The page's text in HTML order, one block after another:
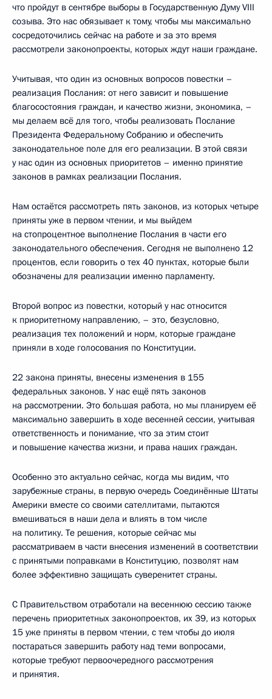
что пройдут в сентябре выборы в Государственную Думу VIII
созыва. Это нас обязывает к тому, чтобы мы максимально
сосредоточились сейчас на работе и за это время
рассмотрели законопроекты, которых ждут наши граждане.
Учитывая, что один из основных вопросов повестки –
реализация Послания: от него зависит и повышение
благосостояния граждан, и качество жизни, экономика, –
мы делаем всё для того, чтобы реализовать Послание
Президента Федеральному Собранию и обеспечить
законодательное поле для его реализации. В этой связи
у нас один из основных приоритетов – именно принятие
законов в рамках реализации Послания.
Нам остаётся рассмотреть пять законов, из которых четыре
приняты уже в первом чтении, и мы выйдем
на стопроцентное выполнение Послания в части его
законодательного обеспечения. Сегодня не выполнено 12
процентов, если говорить о тех 40 пунктах, которые были
обозначены для реализации именно парламенту.
Второй вопрос из повестки, который у нас относится
к приоритетному направлению, – это, безусловно,
реализация тех положений и норм, которые граждане
приняли в ходе голосования по Конституции.
22 закона приняты, внесены изменения в 155
федеральных законов. У нас ещё пять законов
на рассмотрении. Это большая работа, но мы планируем её
максимально завершить в ходе весенней сессии, учитывая
ответственность и понимание, что за этим стоит
и повышение качества жизни, и права наших граждан.
Особенно это актуально сейчас, когда мы видим, что
зарубежные страны, в первую очередь Соединённые Штаты
Америки вместе со своими сателлитами, пытаются
вмешиваться в наши дела и влиять в том числе
на политику. Те решения, которые сейчас мы
рассматриваем в части внесения изменений в соответствии
с принятыми поправками в Конституцию, позволят нам
более эффективно защищать суверенитет страны.
С Правительством отработали на весеннюю сессию также
перечень приоритетных законопроектов, их 39, из которых
15 уже приняты в первом чтении, с тем чтобы до июля
постараться завершить работу над теми вопросами,
которые требуют первоочередного рассмотрения
и принятия.